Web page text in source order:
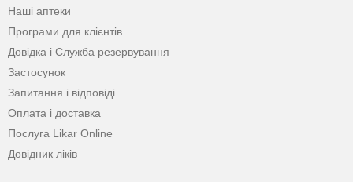
Наші аптеки
Програми для клієнтів
Довідка і Служба резервування
Застосунок
Запитання і відповіді
Оплата і доставка
Послуга Likar Online
Довідник ліків